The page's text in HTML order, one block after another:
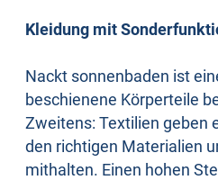
Kleidung mit
Nackt sonnenbaden ist
beschienene Körperteile
Zweitens: Textilien geben
den richtigen Materialien
mithalten. Einen hohen